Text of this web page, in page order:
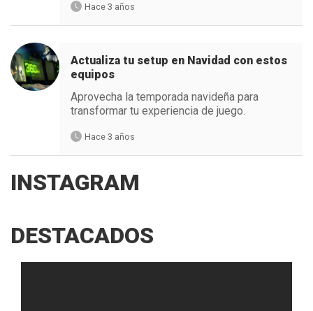
Hace 3 años
Actualiza tu setup en Navidad con estos
equipos
Aprovecha la temporada navideña para
transformar tu experiencia de juego.
Hace 3 años
INSTAGRAM
DESTACADOS